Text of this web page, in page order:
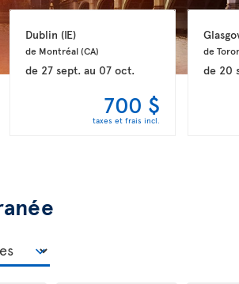
Dublin (IE)
de Montréal (CA)
de 27 sept. au 07 oct.
700 $
taxes et frais incl.
de
de 20